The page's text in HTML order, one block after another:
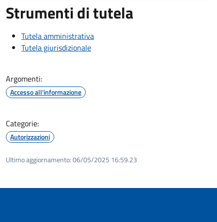
Strumenti di tutela
Tutela amministrativa
Tutela giurisdizionale
Argomenti:
Accesso all'informazione
Categorie:
Autorizzazioni
Ultimo aggiornamento:06/05/2025 16:59.23